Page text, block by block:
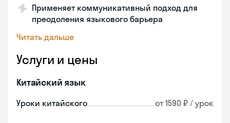
Применяет коммуникативный подход для
преодоления языкового барьера
Читать дальше
Услуги и цены
Китайский язык
Уроки китайского от 1590 ₽ / урок